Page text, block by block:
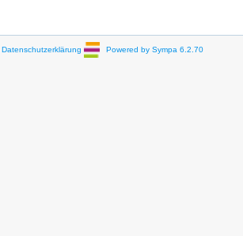
Datenschutzerklärung Powered by Sympa 6.2.70